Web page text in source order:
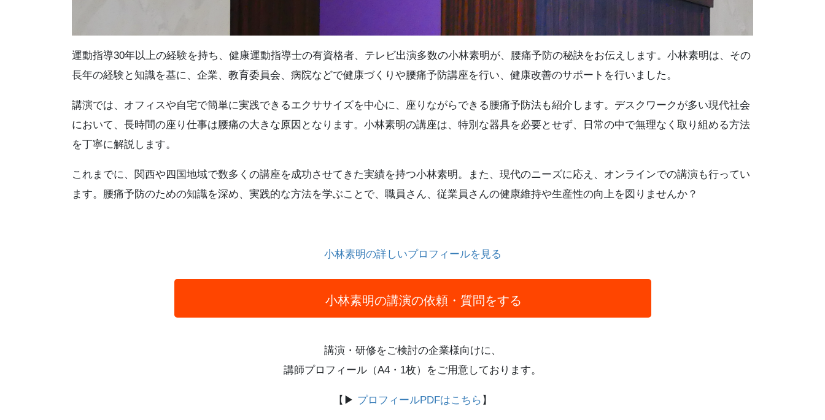
運動指導30年以上の経験を持ち、健康運動指導士の有資格者、テレビ出演多数の小林素明が、腰痛予防の秘訣をお伝えします。小林素明は、その
長年の経験と知識を基に、企業、教育委員会、病院などで健康づくりや腰痛予防講座を行い、健康改善のサポートを行いました。
講演では、オフィスや自宅で簡単に実践できるエクササイズを中心に、座りながらできる腰痛予防法も紹介します。デスクワークが多い現代社会
において、長時間の座り仕事は腰痛の大きな原因となります。小林素明の講座は、特別な器具を必要とせず、日常の中で無理なく取り組める方法
を丁寧に解説します。
これまでに、関西や四国地域で数多くの講座を成功させてきた実績を持つ小林素明。また、現代のニーズに応え、オンラインでの講演も行ってい
ます。腰痛予防のための知識を深め、実践的な方法を学ぶことで、職員さん、従業員さんの健康維持や生産性の向上を図りませんか？
小林素明の詳しいプロフィールを見る
小林素明の講演の依頼・質問をする
講演・研修をご検討の企業様向けに、
講師プロフィール（A4・1枚）をご用意しております。
【▶ プロフィールPDFはこちら 】